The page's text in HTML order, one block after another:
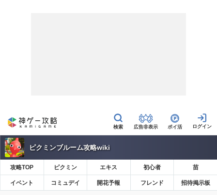
広告非表示 ポイ活
ピクミンブルーム攻略wiki
攻略TOP ピクミン エキス 初心者 苗
イベント コミュデイ 開花予報 フレンド 招待掲示板